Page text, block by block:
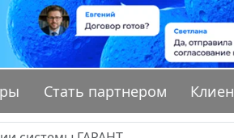
Стать партнером